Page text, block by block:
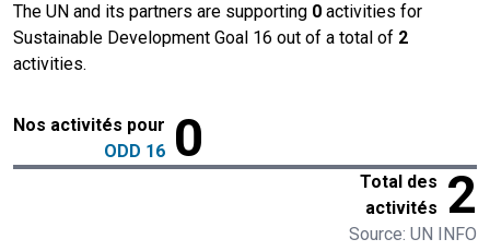
The UN and its partners are supporting 0 activities for
Sustainable Development Goal 16 out of a total of 2
activities.
Nos activités pour
ODD 16 0
Total des
activités 2
Source: UN INFO